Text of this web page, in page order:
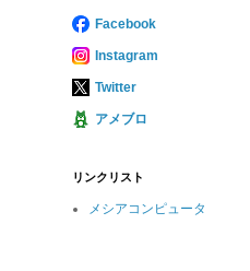
Facebook
Instagram
Twitter
アメブロ
リンクリスト
メシアコンピュータ